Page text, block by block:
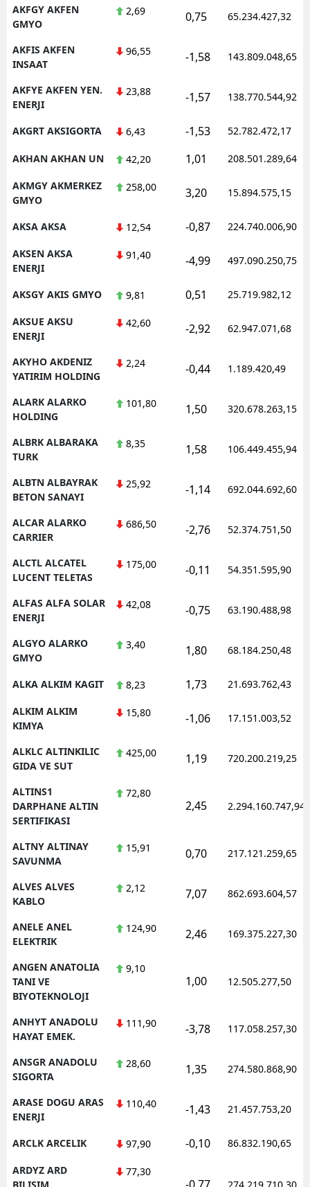
AKFGY AKFEN
GMYO
2,69 0,75 65.234.427,32
AKFIS AKFEN
INSAAT
96,55 -1,58 143.809.048,65
AKFYE AKFEN YEN.
ENERJI
23,88 -1,57 138.770.544,92
AKGRT AKSIGORTA 6,43 -1,53 52.782.472,17
AKHAN AKHAN UN 42,20 1,01 208.501.289,64
AKMGY AKMERKEZ
GMYO
258,00 3,20 15.894.575,15
AKSA AKSA 12,54 -0,87 224.740.006,90
AKSEN AKSA
ENERJI
91,40 -4,99 497.090.250,75
AKSGY AKIS GMYO 9,81 0,51 25.719.982,12
AKSUE AKSU
ENERJI
42,60 -2,92 62.947.071,68
AKYHO AKDENIZ
YATIRIM HOLDING
2,24 -0,44 1.189.420,49
ALARK ALARKO
HOLDING
101,80 1,50 320.678.263,15
ALBRK ALBARAKA
TURK
8,35 1,58 106.449.455,94
ALBTN ALBAYRAK
BETON SANAYI
25,92 -1,14 692.044.692,60
ALCAR ALARKO
CARRIER
686,50 -2,76 52.374.751,50
ALCTL ALCATEL
LUCENT TELETAS
175,00 -0,11 54.351.595,90
ALFAS ALFA SOLAR
ENERJI
42,08 -0,75 63.190.488,98
ALGYO ALARKO
GMYO
3,40 1,80 68.184.250,48
ALKA ALKIM KAGIT 8,23 1,73 21.693.762,43
ALKIM ALKIM
KIMYA
15,80 -1,06 17.151.003,52
ALKLC ALTINKILIC
GIDA VE SUT
425,00 1,19 720.200.219,25
ALTINS1
DARPHANE ALTIN
SERTIFIKASI
72,80
2,45 2.294.160.747,94
ALTNY ALTINAY
SAVUNMA
15,91 0,70 217.121.259,65
ALVES ALVES
KABLO
2,12 7,07 862.693.604,57
ANELE ANEL
ELEKTRIK
124,90 2,46 169.375.227,30
ANGEN ANATOLIA
TANI VE
BIYOTEKNOLOJI
9,10
1,00 12.505.277,50
ANHYT ANADOLU
HAYAT EMEK.
111,90 -3,78 117.058.257,30
ANSGR ANADOLU
SIGORTA
28,60 1,35 274.580.868,90
ARASE DOGU ARAS
ENERJI
110,40 -1,43 21.457.753,20
ARCLK ARCELIK 97,90 -0,10 86.832.190,65
ARDYZ ARD
BILISIM
77,30
-0,77 274.219.710,30